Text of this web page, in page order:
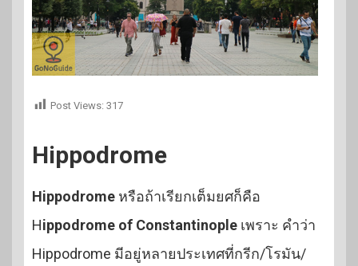
Post Views: 317
Hippodrome
Hippodrome หรือถ้าเรียกเต็มยศก็คือ
Hippodrome of Constantinople เพราะ คำว่า
Hippodrome มีอยู่หลายประเทศที่กรีก/โรมัน/